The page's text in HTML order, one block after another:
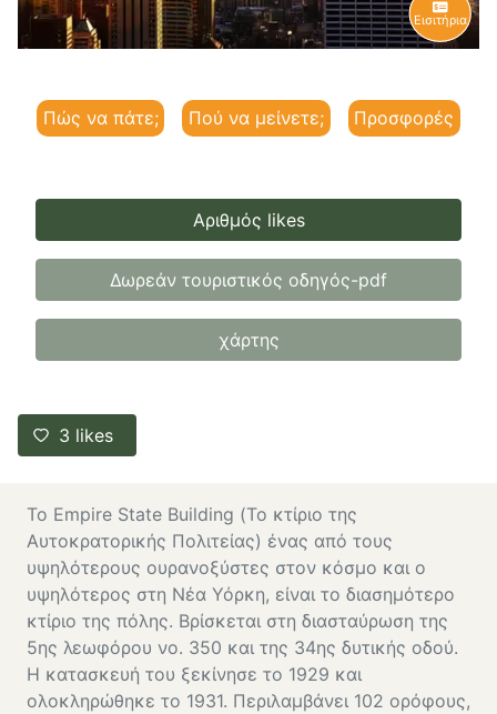
Εισιτήρια
Πώς να πάτε; Πού να μείνετε; Προσφορές
Αριθμός likes
Δωρεάν τουριστικός οδηγός-pdf
χάρτης
3 likes
Το Empire State Building (Το κτίριο της
Αυτοκρατορικής Πολιτείας) ένας από τους
υψηλότερους ουρανοξύστες στον κόσμο και ο
υψηλότερος στη Νέα Υόρκη, είναι το διασημότερο
κτίριο της πόλης. Βρίσκεται στη διασταύρωση της
5ης λεωφόρου νο. 350 και της 34ης δυτικής οδού.
Η κατασκευή του ξεκίνησε το 1929 και
ολοκληρώθηκε το 1931. Περιλαμβάνει 102 ορόφους,